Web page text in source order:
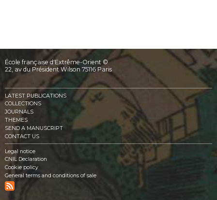
École française d'Extrême-Orient ©
22, av du Président Wilson 75116 Paris
LATEST PUBLICATIONS
COLLECTIONS
JOURNALS
THEMES
SEND A MANUSCRIPT
CONTACT US
Legal notice
CNIL Declaration
Cookie policy
General terms and conditions of sale